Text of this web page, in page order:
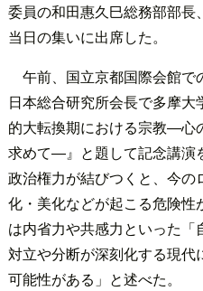
委員の和田惠久巳総務部部
当日の集いに出席した。
午前、国立京都国際会館で
日本総合研究所会長で多摩
的大転換期における宗教―心
求めて―』と題して記念講演
政治権力が結びつくと、今の
化・美化などが起こる危険
は内省力や共感力といった「
対立や分断が深刻化する現代
可能性がある」と述べた。